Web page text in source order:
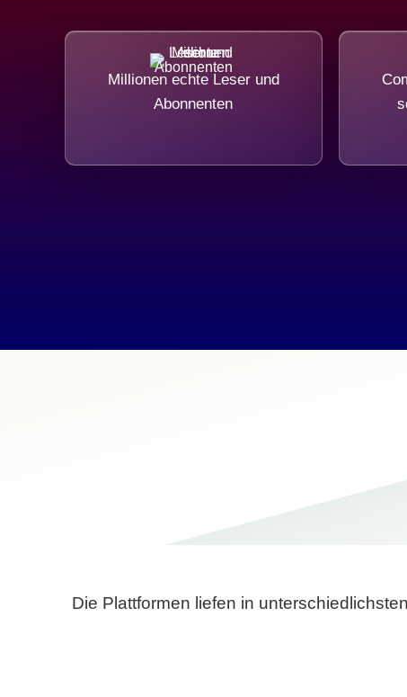
Millionen echte Leser und
Abonnenten
Die Plattformen liefen in